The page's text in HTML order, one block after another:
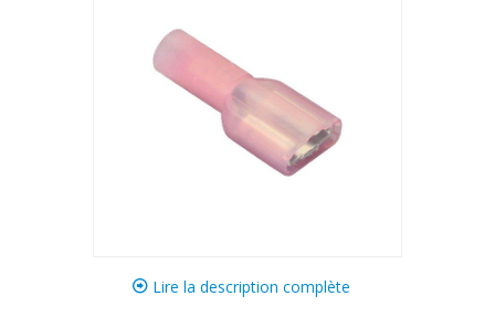
Lire la description complète